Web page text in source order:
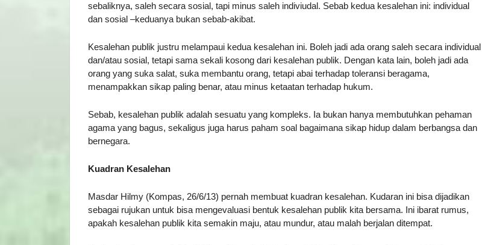
sebaliknya, saleh secara sosial, tapi minus saleh indiviudal. Sebab kedua kesalehan ini: individual
dan sosial –keduanya bukan sebab-akibat.
Kesalehan publik justru melampaui kedua kesalehan ini. Boleh jadi ada orang saleh secara individual
dan/atau sosial, tetapi sama sekali kosong dari kesalehan publik. Dengan kata lain, boleh jadi ada
orang yang suka salat, suka membantu orang, tetapi abai terhadap toleransi beragama,
menampakkan sikap paling benar, atau minus ketaatan terhadap hukum.
Sebab, kesalehan publik adalah sesuatu yang kompleks. Ia bukan hanya membutuhkan pehaman
agama yang bagus, sekaligus juga harus paham soal bagaimana sikap hidup dalam berbangsa dan
bernegara.
Kuadran Kesalehan
Masdar Hilmy (Kompas, 26/6/13) pernah membuat kuadran kesalehan. Kudaran ini bisa dijadikan
sebagai rujukan untuk bisa mengevaluasi bentuk kesalehan publik kita bersama. Ini ibarat rumus,
apakah kesalehan publik kita semakin maju, atau mundur, atau malah berjalan ditempat.